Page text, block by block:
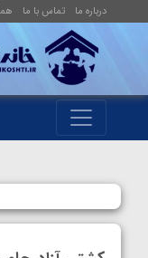
درباره ما تماس با ما